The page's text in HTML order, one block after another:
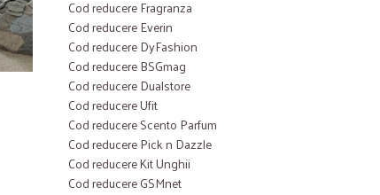
Cod reducere Fragranza
Cod reducere Everin
Cod reducere DyFashion
Cod reducere BSGmag
Cod reducere Dualstore
Cod reducere Ufit
Cod reducere Scento Parfum
Cod reducere Pick n Dazzle
Cod reducere Kit Unghii
Cod reducere GSMnet